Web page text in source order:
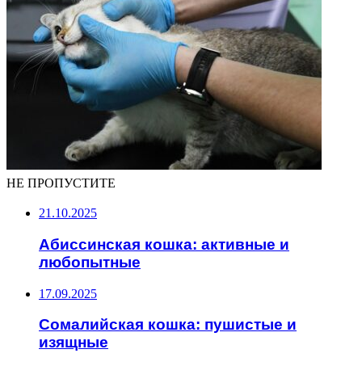
НЕ ПРОПУСТИТЕ
21.10.2025
Абиссинская кошка: активные и
любопытные
17.09.2025
Сомалийская кошка: пушистые и
изящные